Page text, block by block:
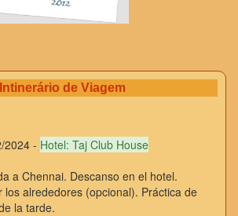
Intinerário de Viagem
2024 - Hotel: Taj Club House
a Chennai. Descanso en el hotel.
los alrededores (opcional). Práctica de
la tarde.